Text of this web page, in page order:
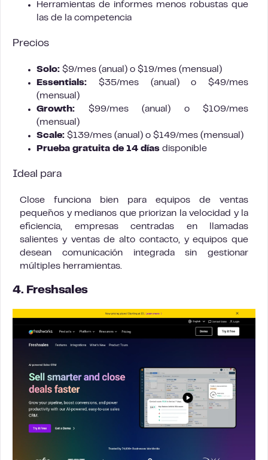
Herramientas de informes menos robustas que
las de la competencia
Precios
Solo: $9/mes (anual) o $19/mes (mensual)
Essentials: $35/mes (anual) o $49/mes
(mensual)
Growth: $99/mes (anual) o $109/mes
(mensual)
Scale: $139/mes (anual) o $149/mes (mensual)
Prueba gratuita de 14 días disponible
Ideal para
Close funciona bien para equipos de ventas
pequeños y medianos que priorizan la velocidad y la
eficiencia, empresas centradas en llamadas
salientes y ventas de alto contacto, y equipos que
desean comunicación integrada sin gestionar
múltiples herramientas.
4. Freshsales